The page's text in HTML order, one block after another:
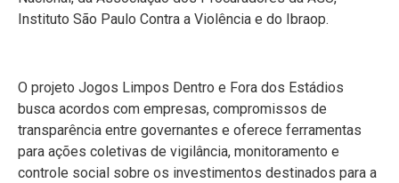
Instituto São Paulo Contra a Violência e do Ibraop.
O projeto Jogos Limpos Dentro e Fora dos Estádios
busca acordos com empresas, compromissos de
transparência entre governantes e oferece ferramentas
para ações coletivas de vigilância, monitoramento e
controle social sobre os investimentos destinados para a